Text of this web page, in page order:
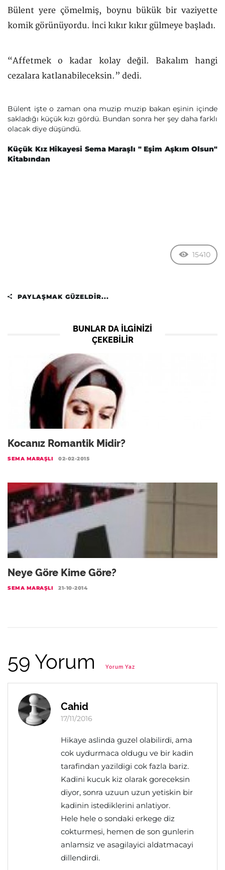
Bülent yere çömelmiş, boynu bükük bir vaziyette
komik görünüyordu. İnci kıkır kıkır gülmeye başladı.
“Affetmek o kadar kolay değil. Bakalım hangi
cezalara katlanabileceksin.” dedi.
Bülent işte o zaman ona muzip muzip bakan eşinin içinde
sakladığı küçük kızı gördü. Bundan sonra her şey daha farklı
olacak diye düşündü.
Küçük Kız Hikayesi Sema Maraşlı " Eşim Aşkım Olsun"
Kitabından
15410
PAYLAŞMAK GÜZELDIR...
BUNLAR DA ILGINIZI
ÇEKEBILIR
Kocanız Romantik Midir?
SEMA MARAŞLI 02-02-2015
Neye Göre Kime Göre?
SEMA MARAŞLI 21-10-2014
59 Yorum Yorum Yaz
Cahid
17/11/2016
Hikaye aslinda guzel olabilirdi, ama
cok uydurmaca oldugu ve bir kadin
tarafindan yazildigi cok fazla bariz.
Kadini kucuk kiz olarak goreceksin
diyor, sonra uzuun uzun yetiskin bir
kadinin istediklerini anlatiyor.
Hele hele o sondaki erkege diz
cokturmesi, hemen de son gunlerin
anlamsiz ve asagilayici aldatmacayi
dillendirdi.